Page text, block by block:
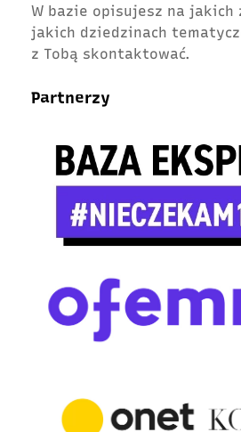
W bazie opisujesz na jakich
jakich dziedzinach
z Tobą skontaktować.
Partnerzy